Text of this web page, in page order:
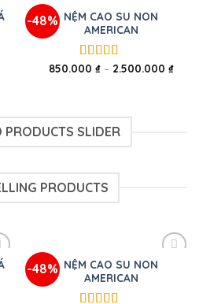
-48% NỆM CAO SU NON
AMERICAN
Được xếp
850.000 ₫– 2.500.000 ₫
PRODUCTS SLIDER
PRODUCTS
-48% NỆM CAO SU NON
AMERICAN